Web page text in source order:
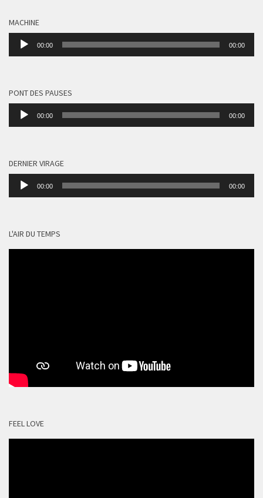
MACHINE
Lecteur
00:00 00:00
PONT DES PAUSES
Lecteur
00:00 00:00
DERNIER VIRAGE
Lecteur
00:00 00:00
L'AIR DU TEMPS
FEEL LOVE